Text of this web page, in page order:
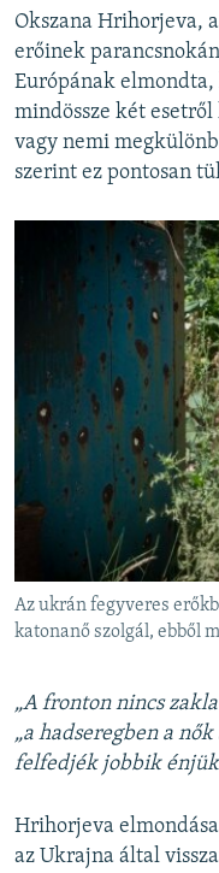
Okszana Hrihorjeva,
erőinek
Európának elmondta,
mindössze két
vagy nemi
szerint ez pontosan
Az ukrán fegyveres
katonanő szolgál, ebből
„A fronton nincs
„a hadseregben a
felfedjék jobbik
Hrihorjeva
az Ukrajna által